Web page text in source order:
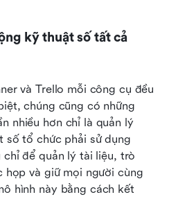
kỹ thuật số tất cả
và Trello mỗi công cụ đều
chúng cũng có những
nhiều hơn chỉ là quản lý
tổ chức phải sử dụng
chỉ để quản lý tài liệu, trò
họp và giữ mọi người cùng
hình này bằng cách kết